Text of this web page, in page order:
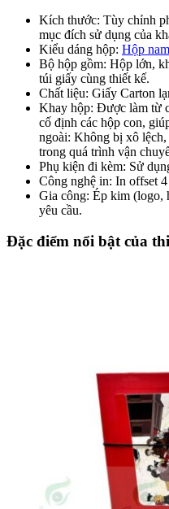
Kích thước: Tùy chỉnh
mục đích sử dụng của
Kiểu dáng hộp: Hộp
Bộ hộp gồm: Hộp lớn,
túi giấy cùng thiết kế.
Chất liệu: Giấy Carton
Khay hộp: Được làm từ
cố định các hộp con,
ngoài: Không bị xô lệch,
trong quá trình vận
Phụ kiện đi kèm: Sử
Công nghệ in: In offset 4
Gia công: Ép kim (logo,
yêu cầu.
Đặc điểm nổi bật của